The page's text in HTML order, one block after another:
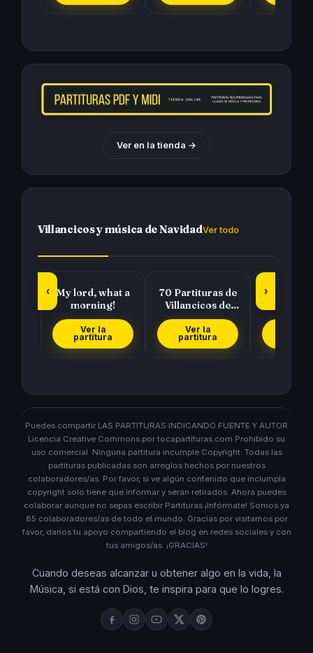
Ver en la tienda →
Villancicos y música de NavidadVer todo
‹
My lord, what a
morning!
Ver la
partitura
70 Partituras de
Villancicos de
Navidad para
tocar con tu…
Ver la
partitura
›
Puedes compartir LAS PARTITURAS INDICANDO FUENTE Y AUTOR
Licencia Creative Commons por tocapartituras.com Prohibido su
uso comercial. Ninguna partitura incumple Copyright. Todas las
partituras publicadas son arreglos hechos por nuestros
colaboradores/as. Por favor, si ve algún contenido que inclumpla
copyright solo tiene que informar y serán retirados. Ahora puedes
colaborar aunque no sepas escribir Partituras ¡Infórmate! Somos ya
85 colaboradores/as de todo el mundo. Gracias por visitarnos por
favor, danos tu apoyo compartiendo el blog en redes sociales y con
tus amigos/as. ¡GRACIAS!
Cuando deseas alcanzar u obtener algo en la vida, la
Música, si está con Dios, te inspira para que lo logres.